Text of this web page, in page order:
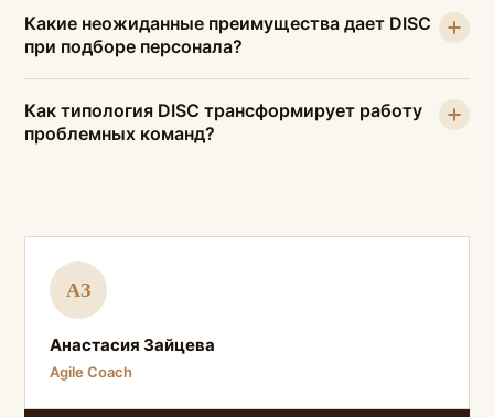
Какие неожиданные преимущества дает DISC
при подборе персонала?
Как типология DISC трансформирует работу
проблемных команд?
АЗ
Анастасия Зайцева
Agile Coach